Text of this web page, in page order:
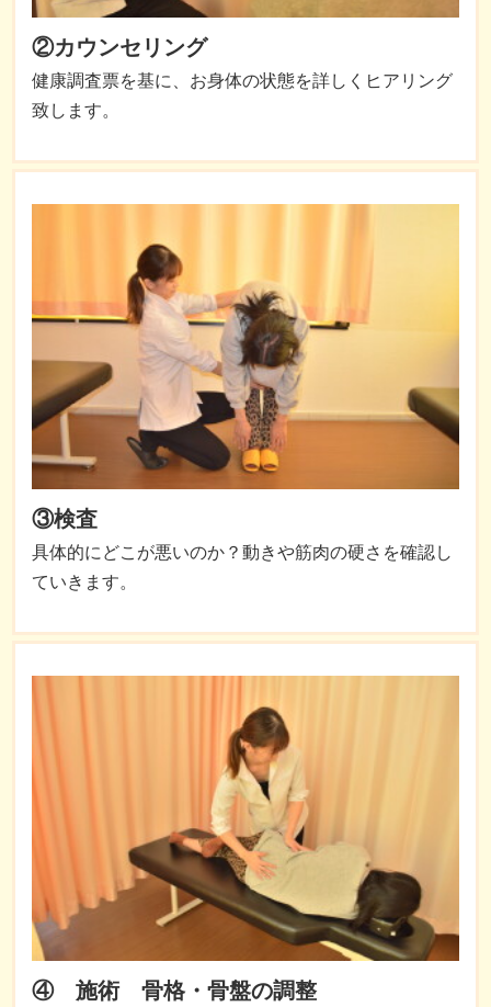
②カウンセリング
健康調査票を基に、お身体の状態を詳しくヒアリング
致します。
③検査
具体的にどこが悪いのか？動きや筋肉の硬さを確認し
ていきます。
④ 施術 骨格・骨盤の調整